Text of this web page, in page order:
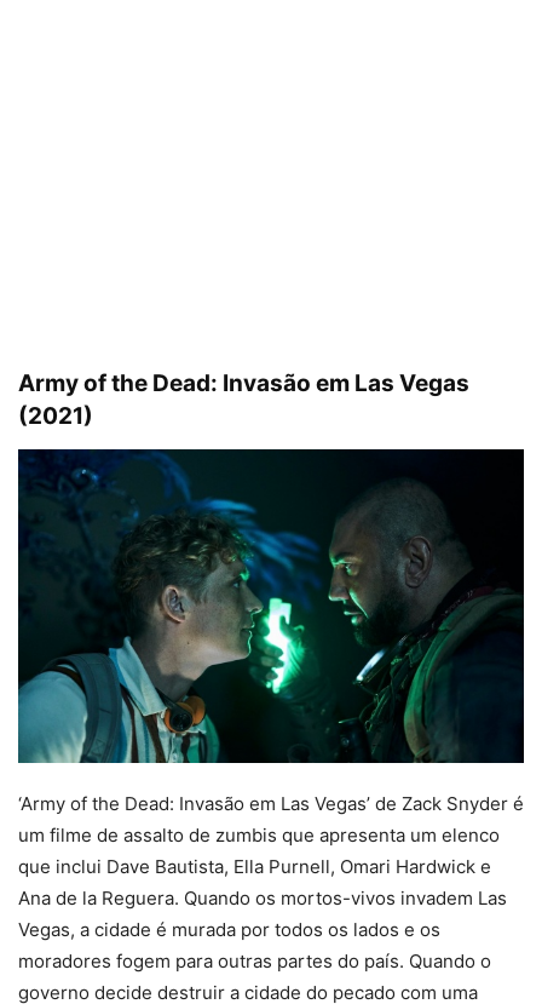
Army of the Dead: Invasão em Las Vegas
(2021)
‘Army of the Dead: Invasão em Las Vegas’ de Zack Snyder é
um filme de assalto de zumbis que apresenta um elenco
que inclui Dave Bautista, Ella Purnell, Omari Hardwick e
Ana de la Reguera. Quando os mortos-vivos invadem Las
Vegas, a cidade é murada por todos os lados e os
moradores fogem para outras partes do país. Quando o
governo decide destruir a cidade do pecado com uma